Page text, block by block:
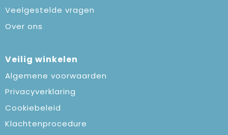
Veelgestelde vragen
Over ons
Veilig winkelen
Algemene voorwaarden
Privacyverklaring
Cookiebeleid
Klachtenprocedure